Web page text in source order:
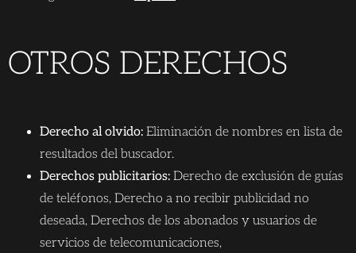
OTROS DERECHOS
Derecho al olvido: Eliminación de nombres en lista de
resultados del buscador.
Derechos publicitarios: Derecho de exclusión de guías
de teléfonos, Derecho a no recibir publicidad no
deseada, Derechos de los abonados y usuarios de
servicios de telecomunicaciones,